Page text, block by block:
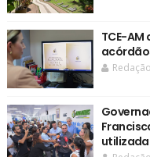
TCE-
Redação